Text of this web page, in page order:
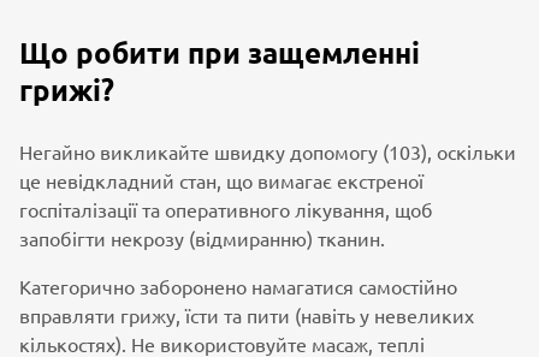
Що робити при защемленні
грижі?
Негайно викликайте швидку допомогу (103), оскільки
це невідкладний стан, що вимагає екстреної
госпіталізації та оперативного лікування, щоб
запобігти некрозу (відмиранню) тканин.
Категорично заборонено намагатися самостійно
вправляти грижу, їсти та пити (навіть у невеликих
кількостях). Не використовуйте масаж, теплі